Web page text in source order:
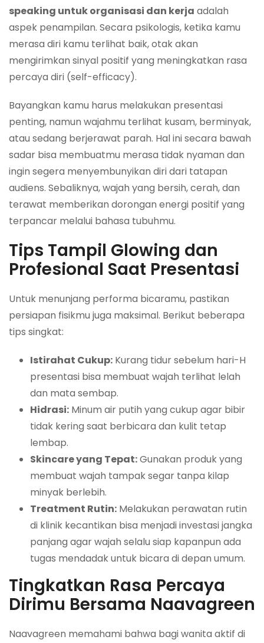
speaking untuk organisasi dan kerja adalah
aspek penampilan. Secara psikologis, ketika kamu
merasa diri kamu terlihat baik, otak akan
mengirimkan sinyal positif yang meningkatkan rasa
percaya diri (self-efficacy).
Bayangkan kamu harus melakukan presentasi
penting, namun wajahmu terlihat kusam, berminyak,
atau sedang berjerawat parah. Hal ini secara bawah
sadar bisa membuatmu merasa tidak nyaman dan
ingin segera menyembunyikan diri dari tatapan
audiens. Sebaliknya, wajah yang bersih, cerah, dan
terawat memberikan dorongan energi positif yang
terpancar melalui bahasa tubuhmu.
Tips Tampil Glowing dan
Profesional Saat Presentasi
Untuk menunjang performa bicaramu, pastikan
persiapan fisikmu juga maksimal. Berikut beberapa
tips singkat:
Istirahat Cukup: Kurang tidur sebelum hari-H
presentasi bisa membuat wajah terlihat lelah
dan mata sembap.
Hidrasi: Minum air putih yang cukup agar bibir
tidak kering saat berbicara dan kulit tetap
lembap.
Skincare yang Tepat:Gunakan produk yang
membuat wajah tampak segar tanpa kilap
minyak berlebih.
Treatment Rutin: Melakukan perawatan rutin
di klinik kecantikan bisa menjadi investasi jangka
panjang agar wajah selalu siap kapanpun ada
tugas mendadak untuk bicara di depan umum.
Tingkatkan Rasa Percaya
Dirimu Bersama Naavagreen
Naavagreen memahami bahwa bagi wanita aktif di